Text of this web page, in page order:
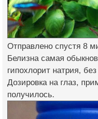
Отправлено спустя 8
Белизна самая
гипохлорит натрия,
Дозировка на глаз,
получилось.